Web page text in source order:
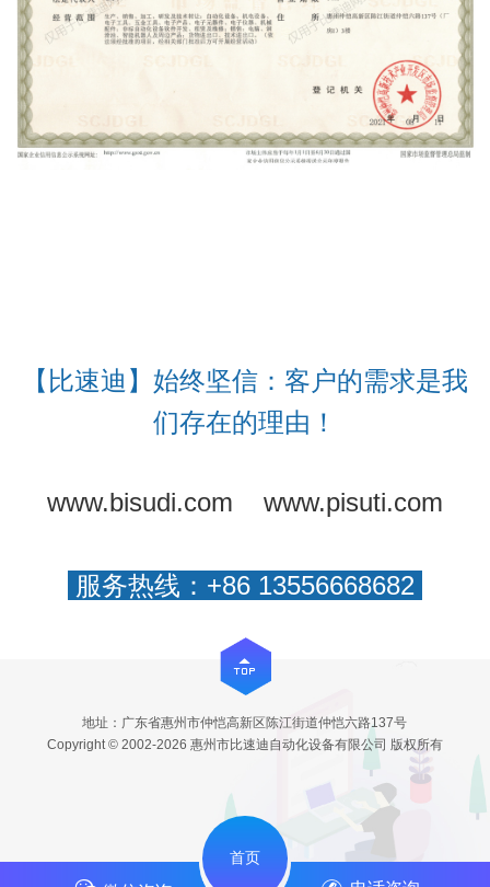
【比速迪】始终坚信：客户的需求是我
们存在的理由！
www.bisudi.com www.pisuti.com
服务热线：+86 13556668682
地址：广东省惠州市仲恺高新区陈江街道仲恺六路137号
Copyright © 2002-2026 惠州市比速迪自动化设备有限公司 版权所有
首页